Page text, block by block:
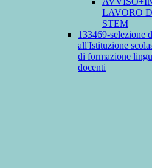
LAVORO
STEM
133469-selezione
all'Istituzione
di formazione
docenti